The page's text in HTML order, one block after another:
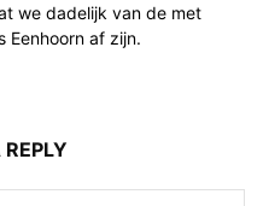
we dadelijk van de met
Eenhoorn af zijn.